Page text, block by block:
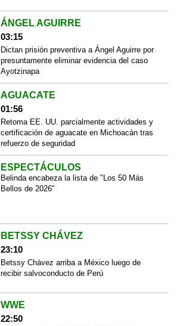
ÁNGEL AGUIRRE
03:15
Dictan prisión preventiva a Ángel Aguirre por
presuntamente eliminar evidencia del caso
Ayotzinapa
AGUACATE
01:56
Retoma EE. UU. parcialmente actividades y
certificación de aguacate en Michoacán tras
refuerzo de seguridad
ESPECTÁCULOS
Belinda encabeza la lista de "Los 50 Más
Bellos de 2026"
BETSSY CHÁVEZ
23:10
Betssy Chávez arriba a México luego de
recibir salvoconducto de Perú
WWE
22:50